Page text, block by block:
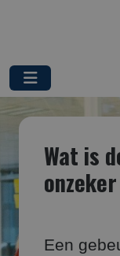
Wat is
Een